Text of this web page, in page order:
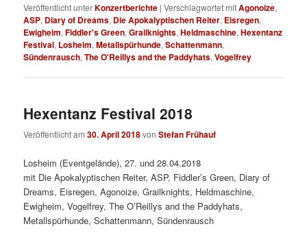
Veröffentlicht unterKonzertberichte |Verschlagwortet mitAgonoize,
ASP, Diary of Dreams, Die Apokalyptischen Reiter, Eisregen,
Ewigheim,Fiddler's Green,Grailknights,Heldmaschine,Hexentanz
Festival, Losheim,Metallspürhunde,Schattenmann,
Sündenrausch,The O'Reillys and the Paddyhats,Vogelfrey
Hexentanz Festival 2018
Veröffentlicht am30. April 2018vonStefan Frühauf
Losheim (Eventgelände), 27. und 28.04.2018
mit Die Apokalyptischen Reiter, ASP, Fiddler’s Green, Diary of
Dreams, Eisregen, Agonoize, Grailknights, Heldmaschine,
Ewigheim, Vogelfrey, The O’Reillys and the Paddyhats,
Metallspürhunde, Schattenmann, Sündenrausch